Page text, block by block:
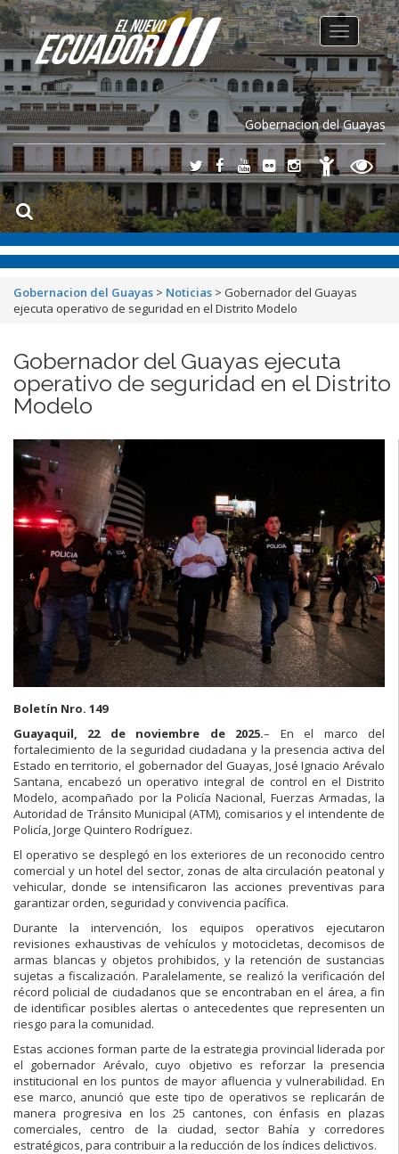
Gobernacion del Guayas
Toggle
navigation
Gobernacion del Guayas > Noticias > Gobernador del Guayas
ejecuta operativo de seguridad en el Distrito Modelo
Gobernador del Guayas ejecuta
operativo de seguridad en el Distrito
Modelo
Boletín Nro. 149
Guayaquil, 22 de noviembre de 2025.– En el marco del
fortalecimiento de la seguridad ciudadana y la presencia activa del
Estado en territorio, el gobernador del Guayas, José Ignacio Arévalo
Santana, encabezó un operativo integral de control en el Distrito
Modelo, acompañado por la Policía Nacional, Fuerzas Armadas, la
Autoridad de Tránsito Municipal (ATM), comisarios y el intendente de
Policía, Jorge Quintero Rodríguez.
El operativo se desplegó en los exteriores de un reconocido centro
comercial y un hotel del sector, zonas de alta circulación peatonal y
vehicular, donde se intensificaron las acciones preventivas para
garantizar orden, seguridad y convivencia pacífica.
Durante la intervención, los equipos operativos ejecutaron
revisiones exhaustivas de vehículos y motocicletas, decomisos de
armas blancas y objetos prohibidos, y la retención de sustancias
sujetas a fiscalización. Paralelamente, se realizó la verificación del
récord policial de ciudadanos que se encontraban en el área, a fin
de identificar posibles alertas o antecedentes que representen un
riesgo para la comunidad.
Estas acciones forman parte de la estrategia provincial liderada por
el gobernador Arévalo, cuyo objetivo es reforzar la presencia
institucional en los puntos de mayor afluencia y vulnerabilidad. En
ese marco, anunció que este tipo de operativos se replicarán de
manera progresiva en los 25 cantones, con énfasis en plazas
comerciales, centro de la ciudad, sector Bahía y corredores
estratégicos, para contribuir a la reducción de los índices delictivos.